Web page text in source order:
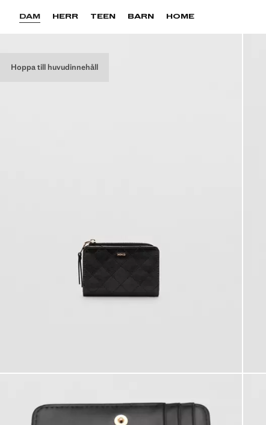
Hoppa till huvudinnehåll
DAM HERR TEEN BARN HOME